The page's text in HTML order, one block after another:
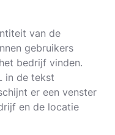
van de
gebruikers
bedrijf vinden.
in de tekst
er een venster
en de locatie